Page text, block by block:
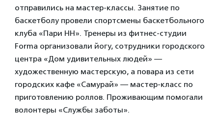
отправились на мастер-классы. Занятие по
баскетболу провели спортсмены баскетбольного
клуба «Пари НН». Тренеры из фитнес-студии
Forma организовали йогу, сотрудники городского
центра «Дом удивительных людей» —
художественную мастерскую, а повара из сети
городских кафе «Самурай» — мастер-класс по
приготовлению роллов. Проживающим помогали
волонтеры «Службы заботы».